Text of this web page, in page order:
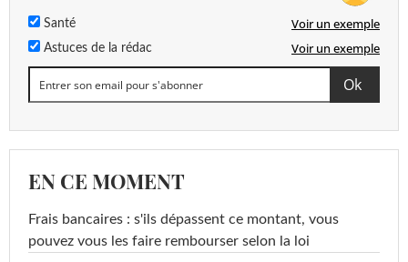
Santé Voir un exemple
Astuces de la rédac Voir un exemple
EN CE MOMENT
Frais bancaires : s'ils dépassent ce montant, vous
pouvez vous les faire rembourser selon la loi